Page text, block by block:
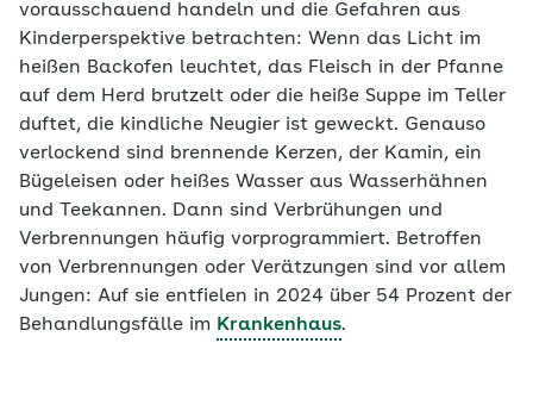
vorausschauend handeln und die Gefahren aus
Kinderperspektive betrachten: Wenn das Licht im
heißen Backofen leuchtet, das Fleisch in der Pfanne
auf dem Herd brutzelt oder die heiße Suppe im Teller
duftet, die kindliche Neugier ist geweckt. Genauso
verlockend sind brennende Kerzen, der Kamin, ein
Bügeleisen oder heißes Wasser aus Wasserhähnen
und Teekannen. Dann sind Verbrühungen und
Verbrennungen häufig vorprogrammiert. Betroffen
von Verbrennungen oder Verätzungen sind vor allem
Jungen: Auf sie entfielen in 2024 über 54 Prozent der
Behandlungsfälle im Krankenhaus.